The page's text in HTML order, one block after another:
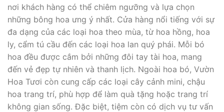
nơi khách hàng có thể chiêm ngưỡng và lựa chọn
những bông hoa ưng ý nhất. Cửa hàng nổi tiếng với sự
đa dạng của các loại hoa theo mùa, từ hoa hồng, hoa
ly, cẩm tú cầu đến các loại hoa lan quý phái. Mỗi bó
hoa đều được cắm bởi những đôi tay tài hoa, mang
đến vẻ đẹp tự nhiên và thanh lịch. Ngoài hoa bó, Vườn
Hoa Tươi còn cung cấp các loại cây cảnh mini, chậu
hoa trang trí, phù hợp để làm quà tặng hoặc trang trí
không gian sống. Đặc biệt, tiệm còn có dịch vụ tư vấn